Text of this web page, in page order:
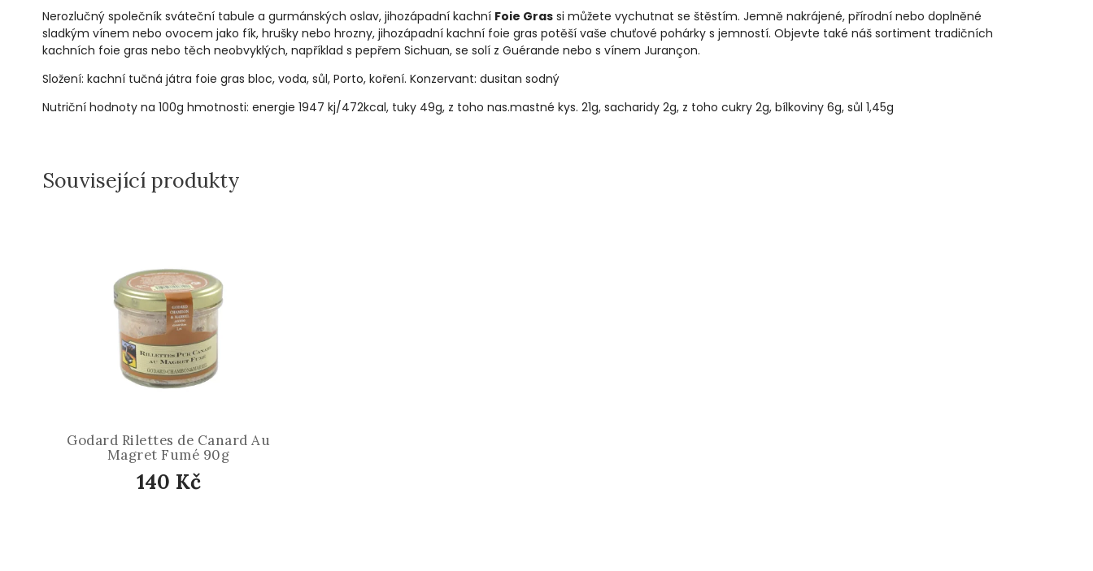
Nerozlučný společník sváteční tabule a gurmánských oslav, jihozápadní kachní Foie Gras si můžete vychutnat se štěstím. Jemně nakrájené, přírodní nebo doplněné
sladkým vínem nebo ovocem jako fík, hrušky nebo hrozny, jihozápadní kachní foie gras potěší vaše chuťové pohárky s jemností. Objevte také náš sortiment tradičních
kachních foie gras nebo těch neobvyklých, například s pepřem Sichuan, se solí z Guérande nebo s vínem Jurançon.
Složení: kachní tučná játra foie gras bloc, voda, sůl, Porto, koření. Konzervant: dusitan sodný
Nutriční hodnoty na 100g hmotnosti: energie 1947 kj/472kcal, tuky 49g, z toho nas.mastné kys. 21g, sacharidy 2g, z toho cukry 2g, bílkoviny 6g, sůl 1,45g
Související produkty
Godard Rilettes de Canard Au
Magret Fumé 90g
140 Kč